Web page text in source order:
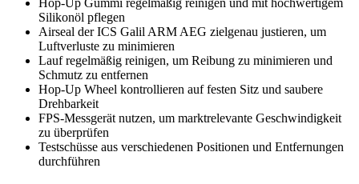
Hop-Up Gummi regelmäßig reinigen und mit hochwertigem
Silikonöl pflegen
Airseal der ICS Galil ARM AEG zielgenau justieren, um
Luftverluste zu minimieren
Lauf regelmäßig reinigen, um Reibung zu minimieren und
Schmutz zu entfernen
Hop-Up Wheel kontrollieren auf festen Sitz und saubere
Drehbarkeit
FPS-Messgerät nutzen, um marktrelevante Geschwindigkeit
zu überprüfen
Testschüsse aus verschiedenen Positionen und Entfernungen
durchführen